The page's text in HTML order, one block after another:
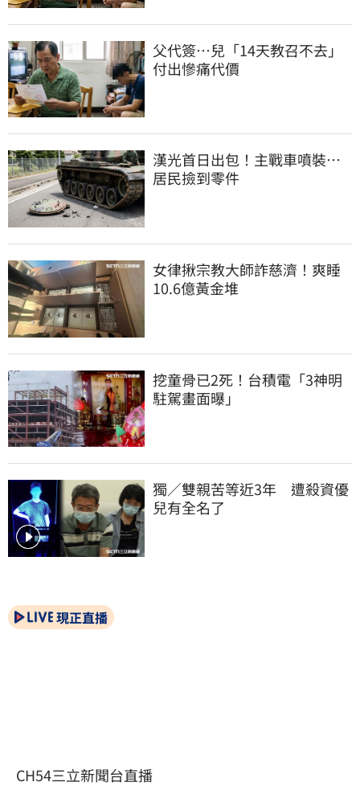
父代簽…兒「14天教召不去」
付出慘痛代價
漢光首日出包！主戰車噴裝…
居民撿到零件
女律揪宗教大師詐慈濟！爽睡
10.6億黃金堆
挖童骨已2死！台積電「3神明
駐駕畫面曝」
獨／雙親苦等近3年　遭殺資優
兒有全名了
現正直播
CH54三立新聞台直播